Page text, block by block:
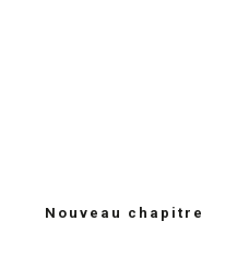
Nouveau chapitre